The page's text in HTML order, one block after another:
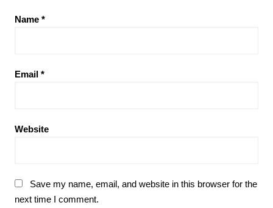
Name *
Email *
Website
Save my name, email, and website in this browser for the
next time I comment.